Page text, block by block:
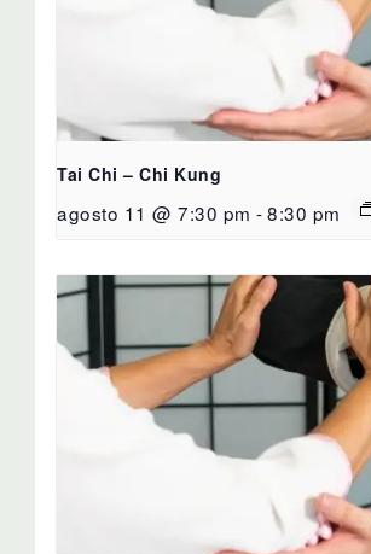
Tai Chi – Chi Kung
agosto 11 @ 7:30 pm -8:30 pm